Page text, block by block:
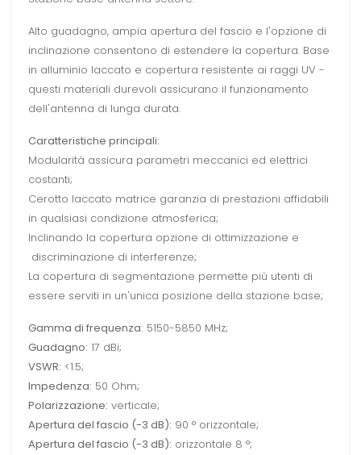
Alto guadagno, ampia apertura del fascio e l'opzione di
inclinazione consentono di estendere la copertura. Base
in alluminio laccato e copertura resistente ai raggi UV -
questi materiali durevoli assicurano il funzionamento
dell'antenna di lunga durata.
Caratteristiche principali:
Modularità assicura parametri meccanici ed elettrici
costanti;
Cerotto laccato matrice garanzia di prestazioni affidabili
in qualsiasi condizione atmosferica;
Inclinando la copertura opzione di ottimizzazione e
discriminazione di interferenze;
La copertura di segmentazione permette più utenti di
essere serviti in un'unica posizione della stazione base;
Gamma di frequenza: 5150-5850 MHz;
Guadagno: 17 dBi;
VSWR: <1.5;
Impedenza: 50 Ohm;
Polarizzazione: verticale;
Apertura del fascio (-3 dB): 90 ° orizzontale;
Apertura del fascio (-3 dB): orizzontale 8 °;